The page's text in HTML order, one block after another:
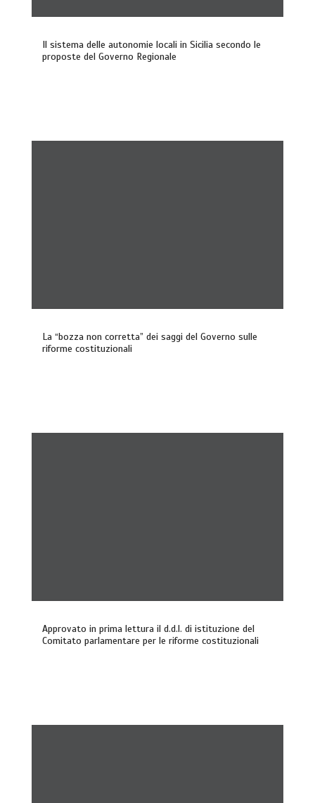
Il sistema delle autonomie locali in Sicilia secondo le
proposte del Governo Regionale
La “bozza non corretta” dei saggi del Governo sulle
riforme costituzionali
Approvato in prima lettura il d.d.l. di istituzione del
Comitato parlamentare per le riforme costituzionali